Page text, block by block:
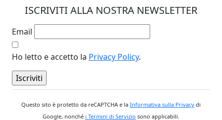
ISCRIVITI ALLA NOSTRA NEWSLETTER
Email
Ho letto e accetto la Privacy Policy.
Questo sito è protetto da reCAPTCHA e la Informativa sulla Privacy di
Google, nonché i Termini di Servizio sono applicabili.